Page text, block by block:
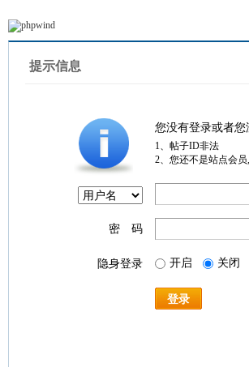
提示信息
您没有登录或者
1、帖子ID非法
2、您还不是站点会
密 码
隐身登录 开启 关闭
登录